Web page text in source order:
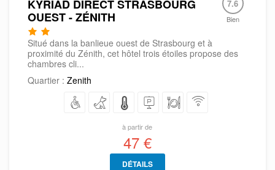
KYRIAD DIRECT STRASBOURG
OUEST - ZÉNITH
7.6
Bien
Situé dans la banlieue ouest de Strasbourg et à
proximité du Zénith, cet hôtel trois étoiles propose des
chambres cli...
Quartier : Zenith
à partir de
47 €
DÉTAILS